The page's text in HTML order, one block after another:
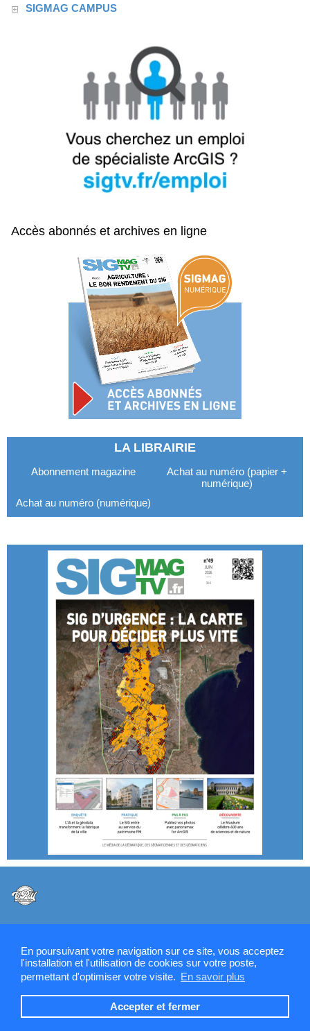
En poursuivant votre navigation sur ce site, vous acceptez
l'installation et l'utilisation de cookies sur votre poste,
permettant d'optimiser votre visite. En savoir plus
Accepter et fermer
SIGMAG CAMPUS
Accès abonnés et archives en ligne
LA LIBRAIRIE
Abonnement magazine
Achat au numéro (papier +
numérique)
Achat au numéro (numérique)
Contactez la rédaction de SIGMAG & SIGTV